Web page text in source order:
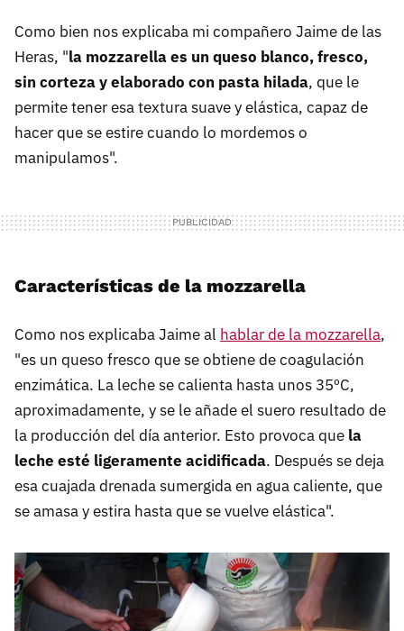
Como bien nos explicaba mi compañero Jaime de las
Heras, "la mozzarella es un queso blanco, fresco,
sin corteza y elaborado con pasta hilada, que le
permite tener esa textura suave y elástica, capaz de
hacer que se estire cuando lo mordemos o
manipulamos".
Características de la mozzarella
Como nos explicaba Jaime al hablar de la mozzarella,
"es un queso fresco que se obtiene de coagulación
enzimática. La leche se calienta hasta unos 35ºC,
aproximadamente, y se le añade el suero resultado de
la producción del día anterior. Esto provoca que la
leche esté ligeramente acidificada. Después se deja
esa cuajada drenada sumergida en agua caliente, que
se amasa y estira hasta que se vuelve elástica".